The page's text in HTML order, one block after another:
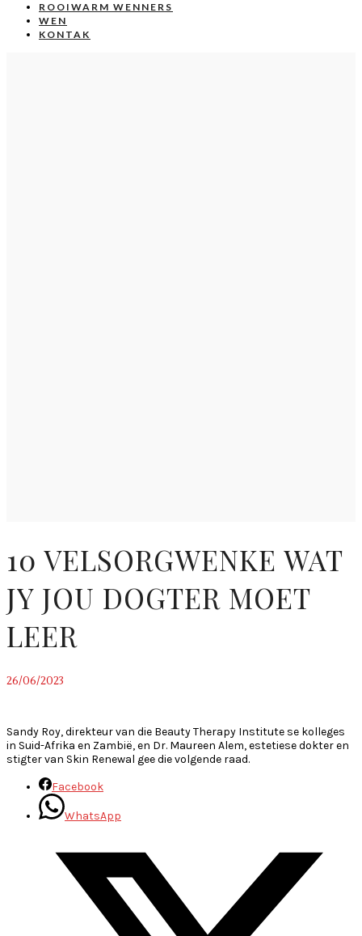
ROOIWARM WENNERS
WEN
KONTAK
10 VELSORGWENKE WAT
JY JOU DOGTER MOET
LEER
26/06/2023
Sandy Roy, direkteur van die Beauty Therapy Institute se kolleges
in Suid-Afrika en Zambië, en Dr. Maureen Alem, estetiese dokter en
stigter van Skin Renewal gee die volgende raad.
Facebook
WhatsApp